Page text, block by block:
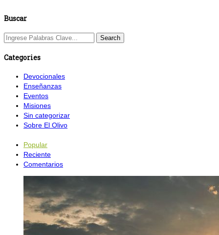
Buscar
Categories
Devocionales
Enseñanzas
Eventos
Misiones
Sin categorizar
Sobre El Olivo
Popular
Reciente
Comentarios